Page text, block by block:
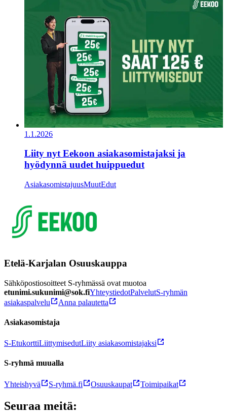
1.1.2026
Liity nyt Eekoon asiakasomistajaksi ja
hyödynnä uudet huippuedut
AsiakasomistajuusMuutEdut
Etelä-Karjalan Osuuskauppa
Sähköpostiosoitteet S-ryhmässä ovat muotoa
etunimi.sukunimi@sok.fiYhteystiedotPalvelutS-ryhmän
asiakaspalvelu
Anna palautetta
Asiakasomistaja
S-EtukorttiLiittymisedutLiity asiakasomistajaksi
S-ryhmä muualla
Yhteishyvä S-ryhmä.fi Osuuskaupat Toimipaikat
Seuraa meitä: